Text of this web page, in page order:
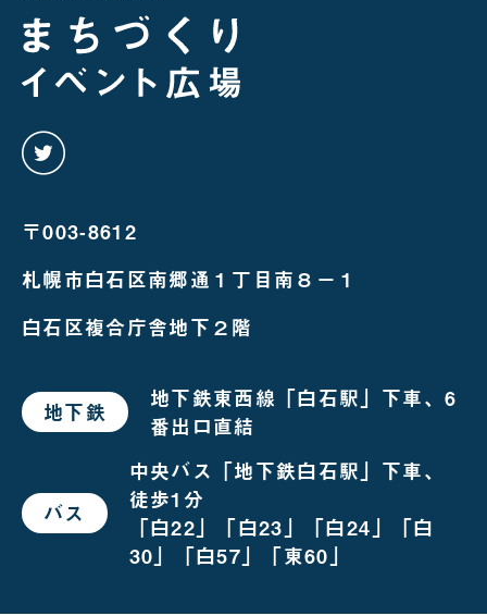
〒003-8612
札幌市白石区南郷通１丁目南８－１
白石区複合庁舎地下２階
地下鉄 で
お
場
合
地下鉄東西線「白石駅」下車、6
番出口直結
バス で
お
中央バス「地下鉄白石駅」下車、
徒歩1分
「白22」「白23」「白24」「白
30」「白57」「東60」